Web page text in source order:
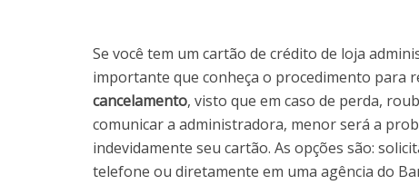
Se você tem um cartão de crédito de loja
importante que conheça o procedimento para
cancelamento, visto que em caso de perda,
comunicar a administradora, menor será a
indevidamente seu cartão. As opções são:
telefone ou diretamente em uma agência do